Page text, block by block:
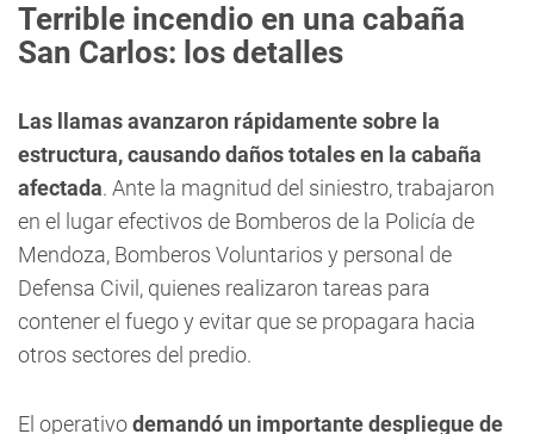
Terrible incendio en una cabaña
San Carlos: los detalles
Las llamas avanzaron rápidamente sobre la
estructura, causando daños totales en la cabaña
afectada. Ante la magnitud del siniestro, trabajaron
en el lugar efectivos de Bomberos de la Policía de
Mendoza, Bomberos Voluntarios y personal de
Defensa Civil, quienes realizaron tareas para
contener el fuego y evitar que se propagara hacia
otros sectores del predio.
El operativodemandó un importante despliegue de